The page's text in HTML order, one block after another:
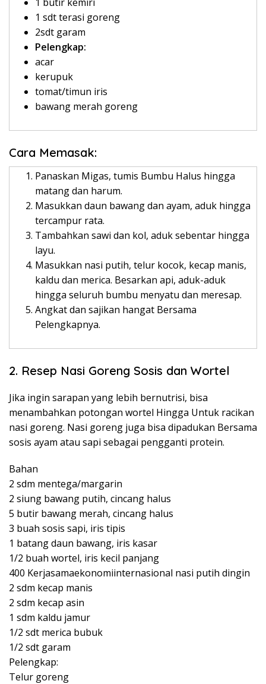
1 sdt terasi goreng
2sdt garam
Pelengkap:
acar
kerupuk
tomat/timun iris
bawang merah goreng
Cara Memasak:
Panaskan Migas, tumis Bumbu Halus hingga
matang dan harum.
Masukkan daun bawang dan ayam, aduk hingga
tercampur rata.
Tambahkan sawi dan kol, aduk sebentar hingga
layu.
Masukkan nasi putih, telur kocok, kecap manis,
kaldu dan merica. Besarkan api, aduk-aduk
hingga seluruh bumbu menyatu dan meresap.
Angkat dan sajikan hangat Bersama
Pelengkapnya.
2. Resep Nasi Goreng Sosis dan Wortel
Jika ingin sarapan yang lebih bernutrisi, bisa
menambahkan potongan wortel Hingga Untuk racikan
nasi goreng. Nasi goreng juga bisa dipadukan Bersama
sosis ayam atau sapi sebagai pengganti protein.
Bahan
2 sdm mentega/margarin
2 siung bawang putih, cincang halus
5 butir bawang merah, cincang halus
3 buah sosis sapi, iris tipis
1 batang daun bawang, iris kasar
1/2 buah wortel, iris kecil panjang
400 Kerjasamaekonomiinternasional nasi putih dingin
2 sdm kecap manis
2 sdm kecap asin
1 sdm kaldu jamur
1/2 sdt merica bubuk
1/2 sdt garam
Pelengkap:
Telur goreng